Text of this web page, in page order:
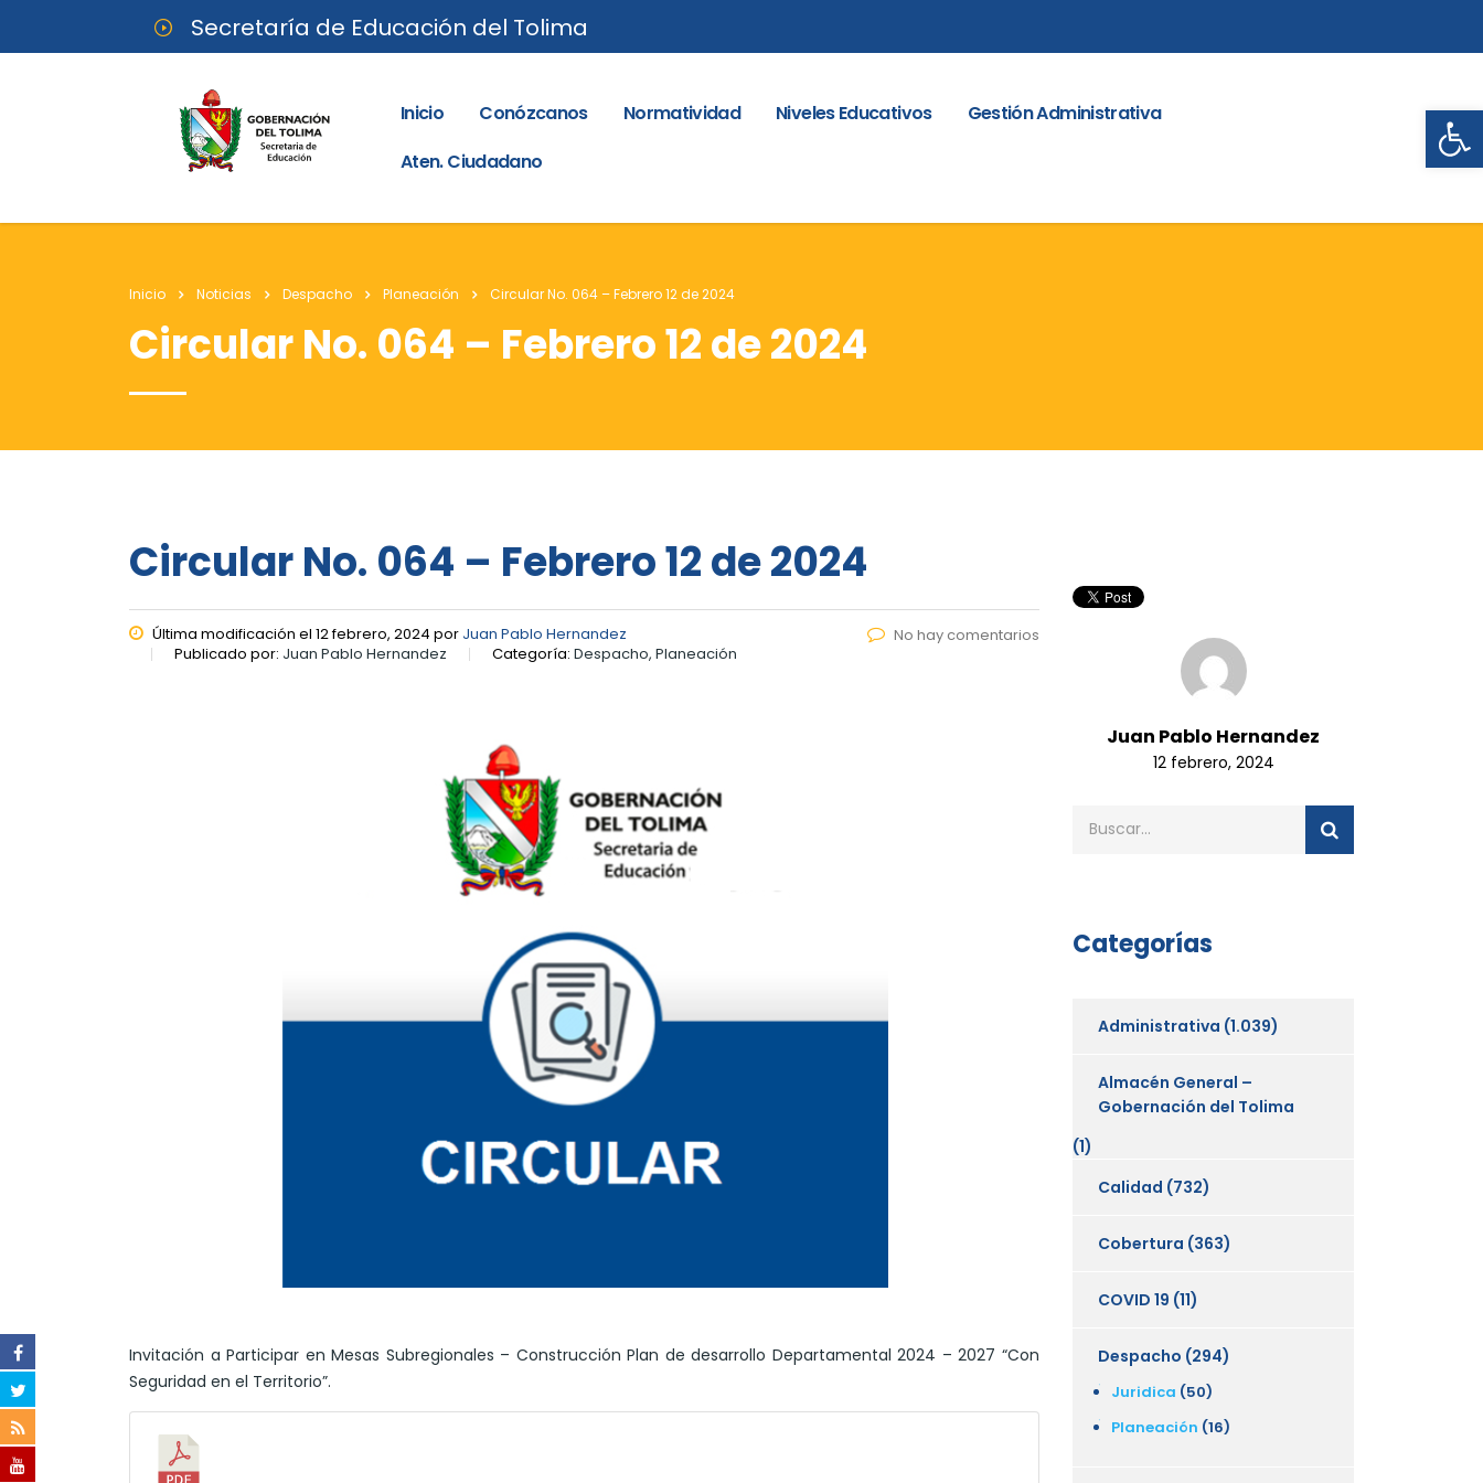
Secretaría de Educación del Tolima
Inicio Conózcanos Normatividad Niveles Educativos
Gestión Administrativa
Aten. Ciudadano
Inicio Noticias Despacho Planeación Circular No. 064 – Febrero 12 de 2024
Circular No. 064 – Febrero 12 de 2024
Circular No. 064 – Febrero 12 de 2024
Última modificación el 12 febrero, 2024 por Juan Pablo Hernandez
Publicado por: Juan Pablo Hernandez Categoría: Despacho, Planeación
No hay comentarios
Invitación a Participar en Mesas Subregionales – Construcción Plan de desarrollo Departamental 2024 – 2027 “Con
Seguridad en el Territorio”.
Juan Pablo Hernandez
12 febrero, 2024
Categorías
Administrativa (1.039)
Almacén General –
Gobernación del Tolima
(1)
Calidad (732)
Cobertura (363)
COVID 19 (11)
Despacho (294)
Juridica (50)
Planeación (16)